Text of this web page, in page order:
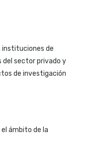
instituciones de
del sector privado y
de investigación
ámbito de la